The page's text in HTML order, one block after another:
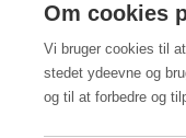
Om cookies
Vi bruger cookies til
stedet ydeevne og
og til at forbedre og